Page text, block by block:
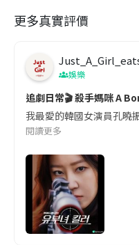
更多真實評價
娛樂
追劇日常🎬 殺手媽咪 A
我最愛的韓國女演員孔曉
閱讀更多